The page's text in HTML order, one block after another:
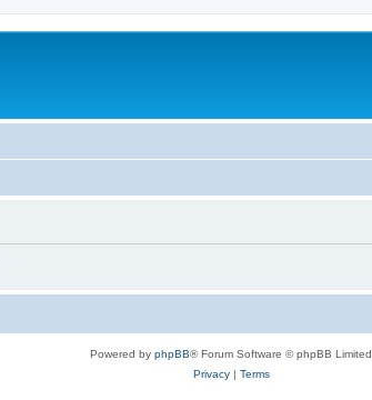
Powered by phpBB® Forum Software © phpBB Limited
Privacy| Terms